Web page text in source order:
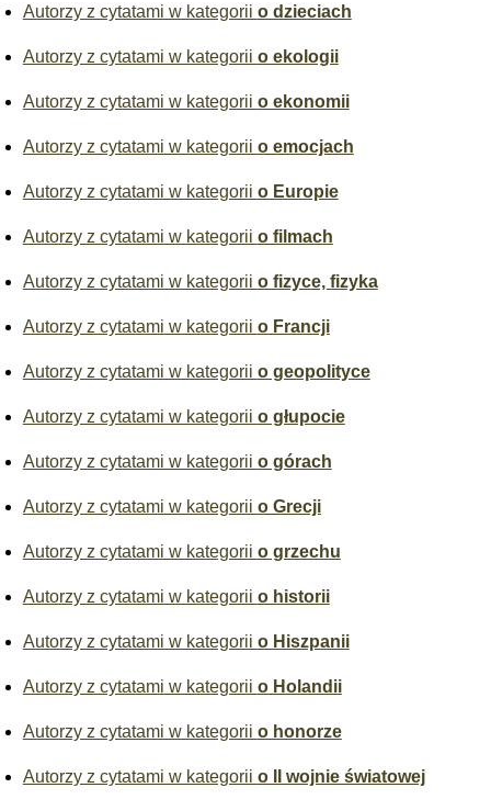
Autorzy z cytatami w kategorii o dzieciach
Autorzy z cytatami w kategorii o ekologii
Autorzy z cytatami w kategorii o ekonomii
Autorzy z cytatami w kategorii o emocjach
Autorzy z cytatami w kategorii o Europie
Autorzy z cytatami w kategorii o filmach
Autorzy z cytatami w kategorii o fizyce, fizyka
Autorzy z cytatami w kategorii o Francji
Autorzy z cytatami w kategorii o geopolityce
Autorzy z cytatami w kategorii o głupocie
Autorzy z cytatami w kategorii o górach
Autorzy z cytatami w kategorii o Grecji
Autorzy z cytatami w kategorii o grzechu
Autorzy z cytatami w kategorii o historii
Autorzy z cytatami w kategorii o Hiszpanii
Autorzy z cytatami w kategorii o Holandii
Autorzy z cytatami w kategorii o honorze
Autorzy z cytatami w kategorii o II wojnie światowej